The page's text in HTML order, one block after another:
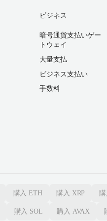
ビジネス
暗号通貨支払いゲー
トウェイ
大量支払
ビジネス支払い
手数料
購入 ETH 購入 XRP
購入 SOL 購入 AVAX